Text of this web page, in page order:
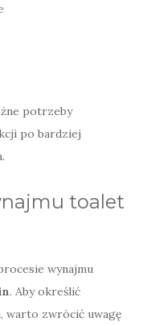
potrzeby
po bardziej
toalet
wynajmu
. Aby określić
warto zwrócić uwagę